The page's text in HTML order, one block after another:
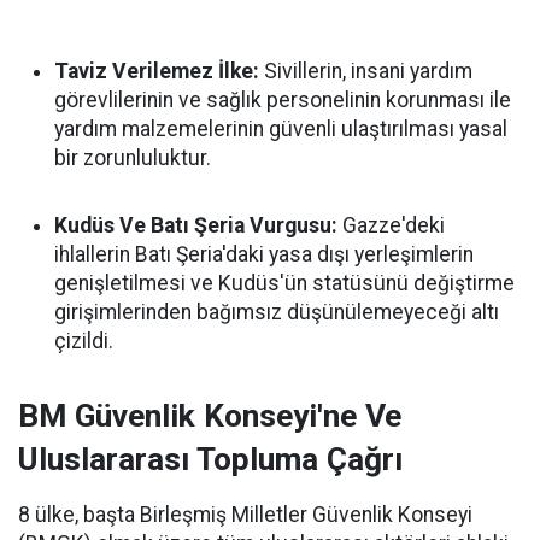
Taviz Verilemez İlke: Sivillerin, insani yardım
görevlilerinin ve sağlık personelinin korunması ile
yardım malzemelerinin güvenli ulaştırılması yasal
bir zorunluluktur.
Kudüs Ve Batı Şeria Vurgusu: Gazze'deki
ihlallerin Batı Şeria'daki yasa dışı yerleşimlerin
genişletilmesi ve Kudüs'ün statüsünü değiştirme
girişimlerinden bağımsız düşünülemeyeceği altı
çizildi.
BM Güvenlik Konseyi'ne Ve
Uluslararası Topluma Çağrı
8 ülke, başta Birleşmiş Milletler Güvenlik Konseyi